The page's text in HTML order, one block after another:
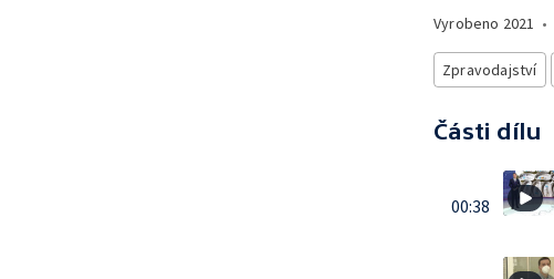
Vyrobeno 2021 •
Zpravodajství
Části dílu
00:38